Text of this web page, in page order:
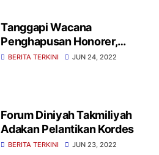
Tanggapi Wacana
Penghapusan Honorer,
Bupati Garut : Ini harus
BERITA TERKINI JUN 24, 2022
Forum Diniyah Takmiliyah
Adakan Pelantikan Kordes
BERITA TERKINI JUN 23, 2022